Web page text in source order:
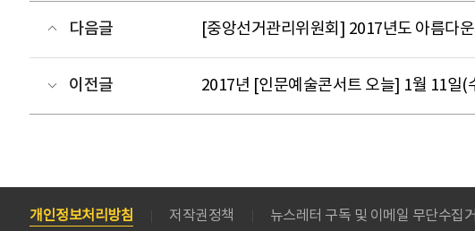
다음글 [중앙선거관리위원회] 2017년도 아름다
이전글 2017년 [인문예술콘서트 오늘] 1월 11일(
개인정보처리방침 저작권정책 뉴스레터 구독 및 이메일 무단수집